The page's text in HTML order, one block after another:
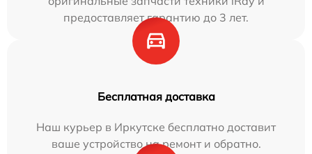
предоставляет гарантию до 3 лет.
Бесплатная доставка
Наш курьер в Иркутске бесплатно доставит
ваше устройство на ремонт и обратно.